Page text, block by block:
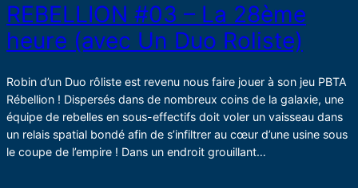
REBELLION #03 – La 28ème
heure (avec Un Duo Roliste)
Robin d’un Duo rôliste est revenu nous faire jouer à son jeu PBTA
Rébellion ! Dispersés dans de nombreux coins de la galaxie, une
équipe de rebelles en sous-effectifs doit voler un vaisseau dans
un relais spatial bondé afin de s’infiltrer au cœur d’une usine sous
le coupe de l’empire ! Dans un endroit grouillant…